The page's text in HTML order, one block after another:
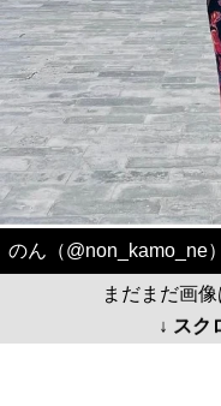
のん（@non_kamo_ne
まだまだ画
↓ スク